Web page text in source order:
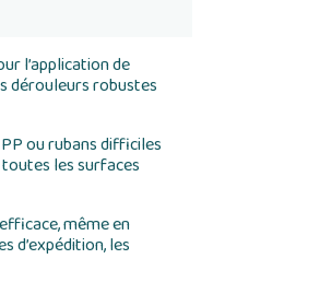
l’application de
dérouleurs robustes
ou rubans difficiles
les surfaces
même en
d’expédition, les